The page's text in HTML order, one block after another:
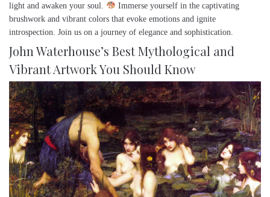
light and awaken your soul.
Immerse yourself in the captivating
brushwork and vibrant colors that evoke emotions and ignite
introspection. Join us on a journey of elegance and sophistication.
John Waterhouse’s Best Mythological and
Vibrant Artwork You Should Know